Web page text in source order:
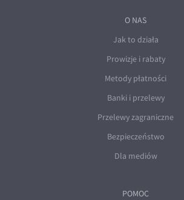
O NAS
Jak to działa
Prowizje i rabaty
Metody płatności
Banki i przelewy
Przelewy zagraniczne
Bezpieczeństwo
Dla mediów
POMOC